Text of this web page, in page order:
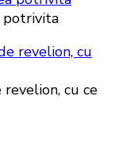
potrivita
cu ce